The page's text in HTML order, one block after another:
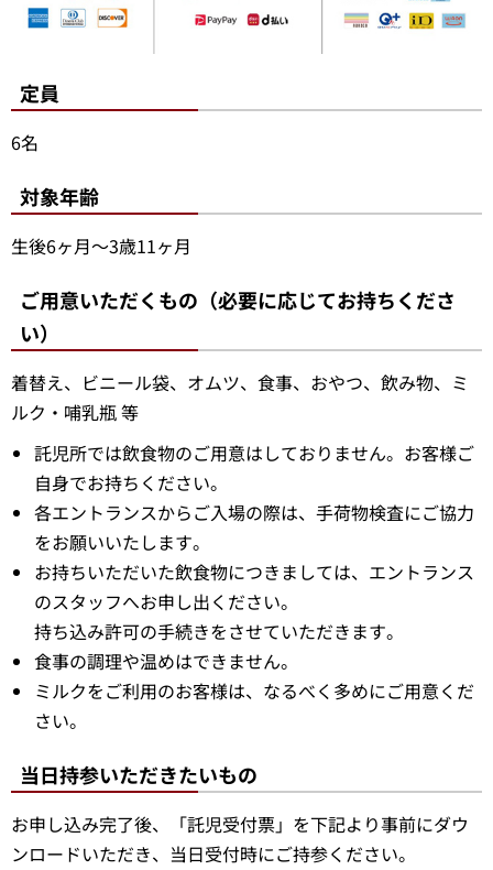
定員
6名
対象年齢
生後6ヶ月～3歳11ヶ月
ご用意いただくもの（必要に応じてお持ちくださ
い）
着替え、ビニール袋、オムツ、食事、おやつ、飲み物、ミ
ルク・哺乳瓶 等
託児所では飲食物のご用意はしておりません。お客様ご
自身でお持ちください。
各エントランスからご入場の際は、手荷物検査にご協力
をお願いいたします。
お持ちいただいた飲食物につきましては、エントランス
のスタッフへお申し出ください。
持ち込み許可の手続きをさせていただきます。
食事の調理や温めはできません。
ミルクをご利用のお客様は、なるべく多めにご用意くだ
さい。
当日持参いただきたいもの
お申し込み完了後、「託児受付票」を下記より事前にダウ
ンロードいただき、当日受付時にご持参ください。